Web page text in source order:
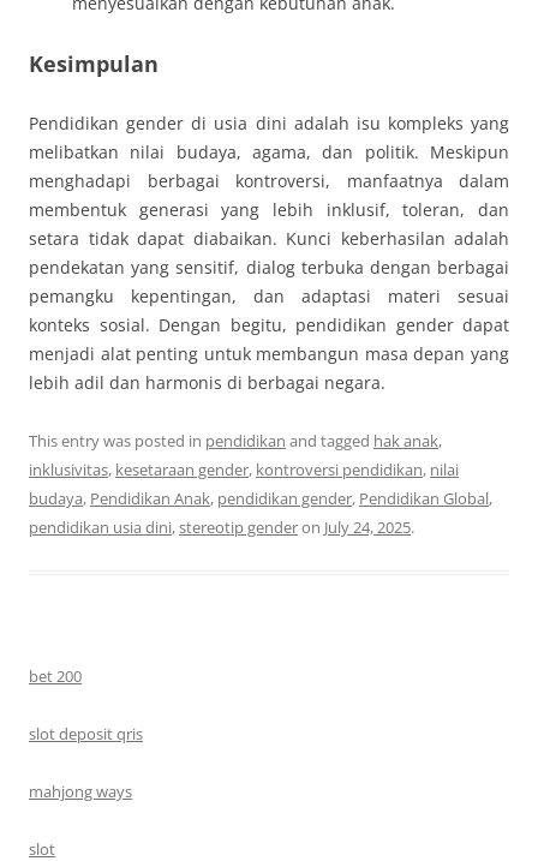
Kesimpulan
Pendidikan gender di usia dini adalah isu kompleks yang
melibatkan nilai budaya, agama, dan politik. Meskipun
menghadapi berbagai kontroversi, manfaatnya dalam
membentuk generasi yang lebih inklusif, toleran, dan
setara tidak dapat diabaikan. Kunci keberhasilan adalah
pendekatan yang sensitif, dialog terbuka dengan berbagai
pemangku kepentingan, dan adaptasi materi sesuai
konteks sosial. Dengan begitu, pendidikan gender dapat
menjadi alat penting untuk membangun masa depan yang
lebih adil dan harmonis di berbagai negara.
This entry was posted in pendidikan and tagged hak anak,
inklusivitas, kesetaraan gender, kontroversi pendidikan, nilai
budaya, Pendidikan Anak, pendidikan gender, Pendidikan Global,
pendidikan usia dini,stereotip genderon July 24, 2025.
bet 200
slot deposit qris
mahjong ways
slot